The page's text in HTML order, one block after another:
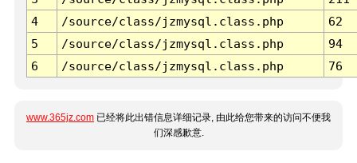
4
/source/class/jzmysql.class.php
62
5
/source/class/jzmysql.class.php
94
6
/source/class/jzmysql.class.php 76
www.365jz.com 已经将此出错信息详细记录, 由此给您带来的访问不便我
们深感歉意.